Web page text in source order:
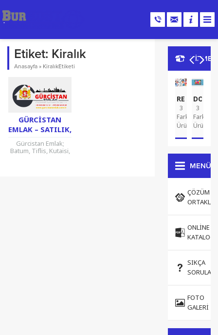
Etiket: Kiralık
Anasayfa » KiralıkEtiketi
GÜRCISTAN
EMLAK – SATILIK,
KIRALIK
GAYRIMENKUL
Gürcistan Emlak;
Batum, Tiflis, Kutaisi,
REKLAM
3
Farklı
Ürün
3
Farklı
Ürün
MENÜ
ÇÖZÜM
ONLINE
KATALOG
SIKÇA
FOTO
GALERI